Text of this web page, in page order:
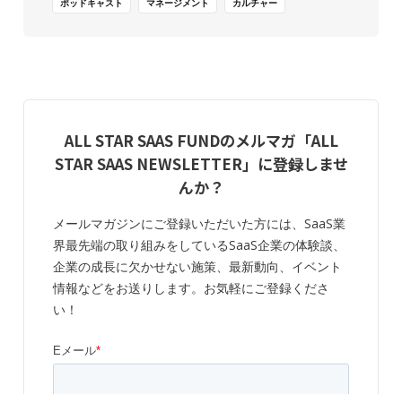
ポッドキャスト マネージメント カルチャー
ALL STAR SAAS FUNDのメルマガ「ALL
STAR SAAS NEWSLETTER」に登録しませ
んか？
メールマガジンにご登録いただいた方には、SaaS業
界最先端の取り組みをしているSaaS企業の体験談、
企業の成長に欠かせない施策、最新動向、イベント
情報などをお送りします。お気軽にご登録くださ
い！